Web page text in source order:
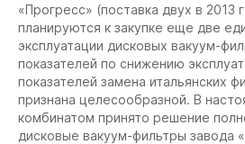
«Прогресс» (поставка двух в 2013
планируются к закупке еще две
эксплуатации дисковых вакуум-
показателей по снижению
показателей замена итальянских
признана целесообразной. В
комбинатом принято решение
дисковые вакуум-фильтры завода